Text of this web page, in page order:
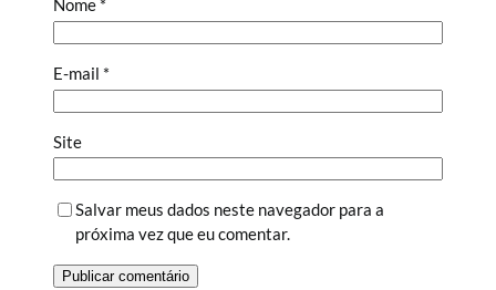
Nome *
E-mail *
Site
Salvar meus dados neste navegador para a
próxima vez que eu comentar.